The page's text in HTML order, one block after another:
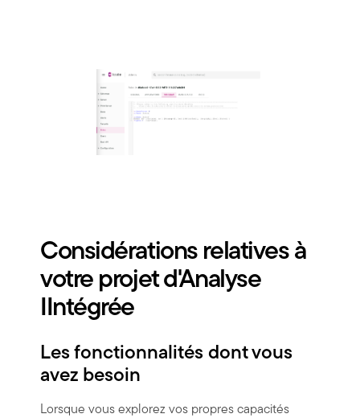
Considérations relatives à
votre projet d'Analyse
IIntégrée
Les fonctionnalités dont vous
avez besoin
Lorsque vous explorez vos propres capacités